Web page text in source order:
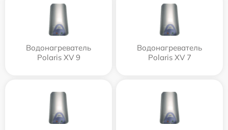
Водонагреватель
Polaris XV 9
Водонагреватель
Polaris XV 7